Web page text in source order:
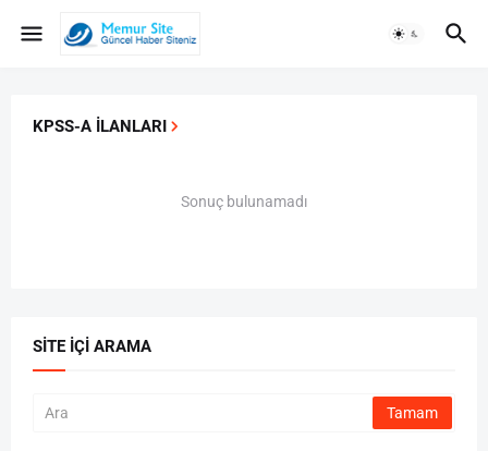
KPSS-A İLANLARI
Sonuç bulunamadı
SITE İÇI ARAMA